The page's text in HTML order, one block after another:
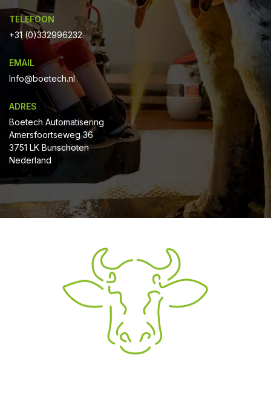
TELEFOON
+31 (0)332996232
EMAIL
Info@boetech.nl
ADRES
Boetech Automatisering
Amersfoortseweg 36
3751 LK Bunschoten
Nederland